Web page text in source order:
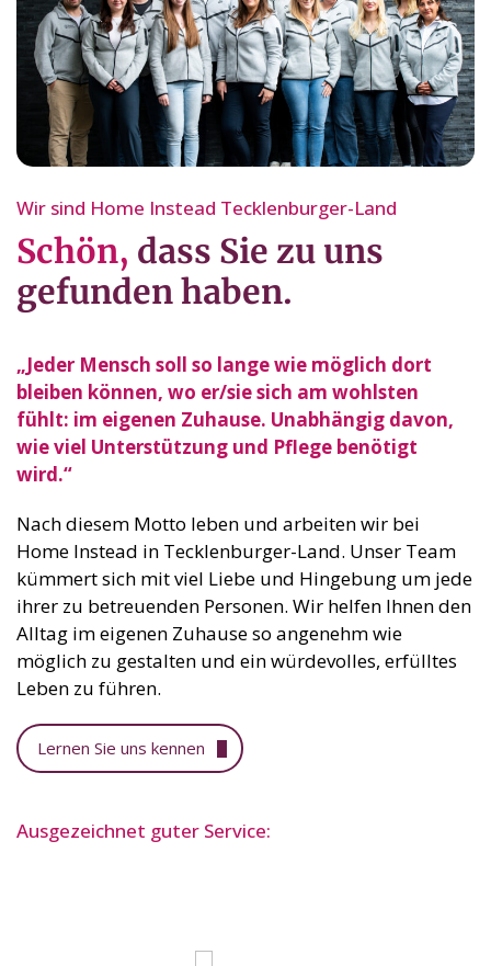
Wir sind Home Instead Tecklenburger-Land
Schön, dass Sie zu uns
gefunden haben.
„Jeder Mensch soll so lange wie möglich dort
bleiben können, wo er/sie sich am wohlsten
fühlt: im eigenen Zuhause. Unabhängig davon,
wie viel Unterstützung und Pflege benötigt
wird.“
Nach diesem Motto leben und arbeiten wir bei
Home Instead in Tecklenburger-Land. Unser Team
kümmert sich mit viel Liebe und Hingebung um jede
ihrer zu betreuenden Personen. Wir helfen Ihnen den
Alltag im eigenen Zuhause so angenehm wie
möglich zu gestalten und ein würdevolles, erfülltes
Leben zu führen.
Lernen Sie uns kennen
Ausgezeichnet guter Service: